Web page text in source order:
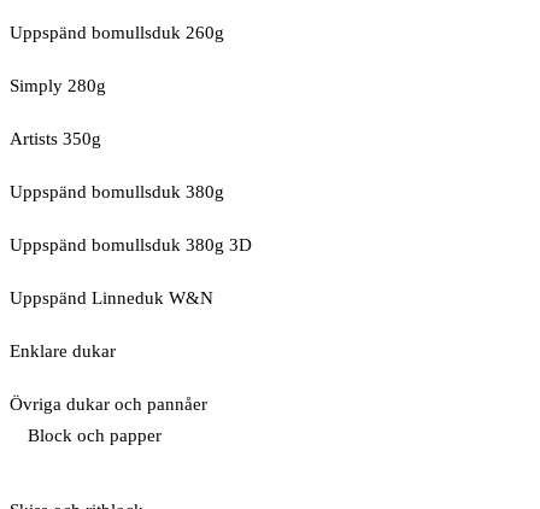
Uppspänd bomullsduk 260g
Simply 280g
Artists 350g
Uppspänd bomullsduk 380g
Uppspänd bomullsduk 380g 3D
Uppspänd Linneduk W&N
Enklare dukar
Övriga dukar och pannåer
Block och papper